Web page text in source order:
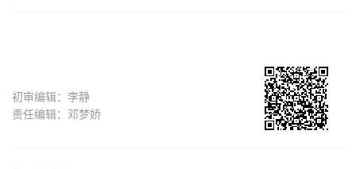
初审编辑：李静
责任编辑：邓梦娇